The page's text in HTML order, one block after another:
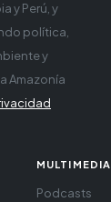
y Perú, y
política,
y
Amazonía
MULTIMEDIA
Podcasts